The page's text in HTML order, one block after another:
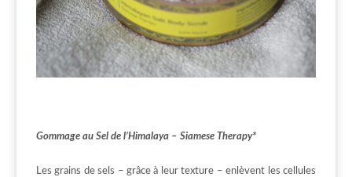
Gommage au Sel de l’Himalaya – Siamese Therapy*
Les grains de sels – grâce à leur texture – enlèvent les cellules